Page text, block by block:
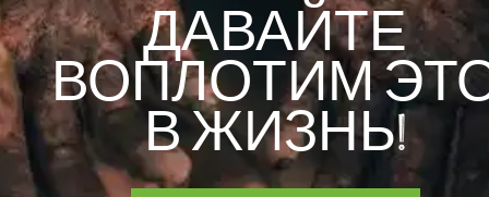
ДАВАЙТЕ
ВОПЛОТИМ
В ЖИЗНЬ!